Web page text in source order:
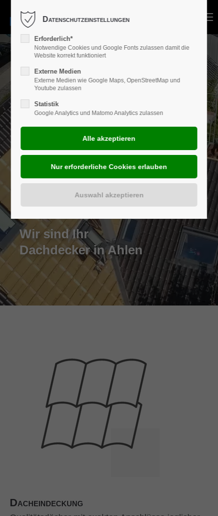
TRADITION IN 5.
GENERATION
Wir sind Ihr
Dachdecker in Ahlen
Dacheindeckung
Datenschutzeinstellungen
Erforderlich*
Notwendige Cookies und Google Fonts zulassen damit die
Website korrekt funktioniert
Externe Medien
Externe Medien wie Google Maps, OpenStreetMap und
Youtube zulassen
Statistik
Google Analytics und Matomo Analytics zulassen